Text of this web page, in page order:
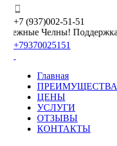
+7 (937)002-51-51
Челны! Поддержка 24/7
+79370025151
Главная
ПРЕИМУЩЕСТВА
ЦЕНЫ
УСЛУГИ
ОТЗЫВЫ
КОНТАКТЫ